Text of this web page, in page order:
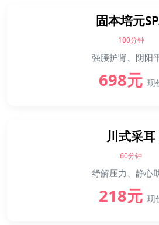
固本培元
100分钟
强腰护肾、阴阳
698元 现
川式采耳
60分钟
纾解压力、静心
218元 现